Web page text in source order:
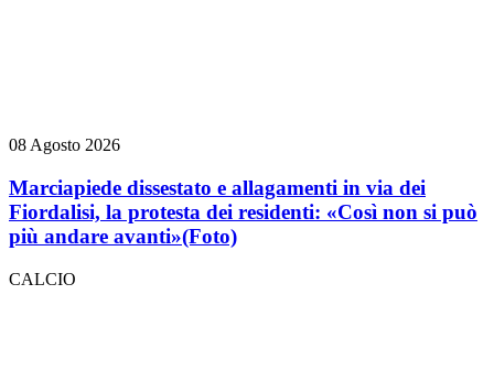
08 Agosto 2026
Marciapiede dissestato e allagamenti in via dei
Fiordalisi, la protesta dei residenti: «Così non si può
più andare avanti»(Foto)
CALCIO